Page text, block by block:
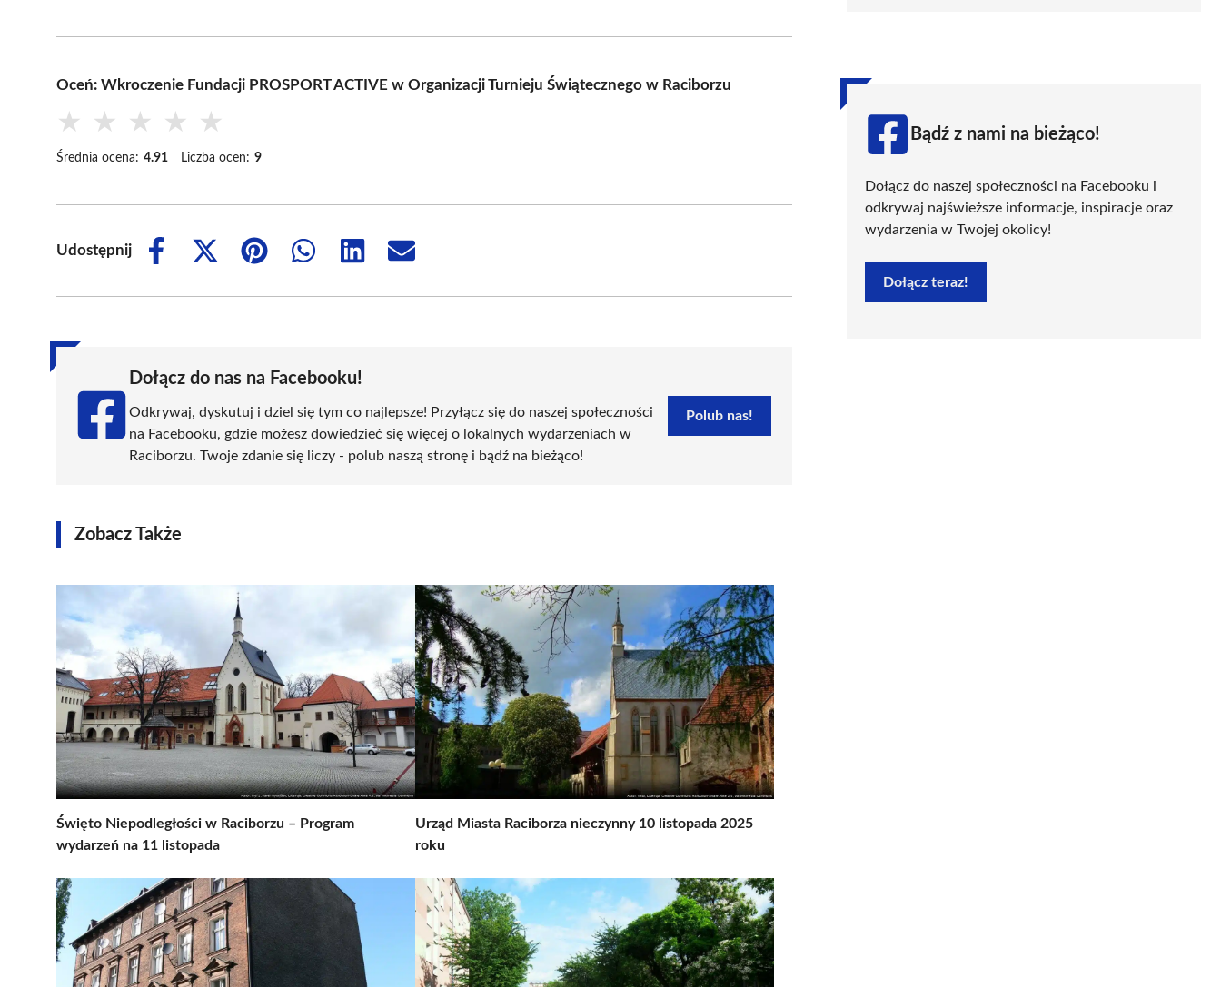
Oceń: Wkroczenie Fundacji PROSPORT ACTIVE w Organizacji Turnieju Świątecznego w Raciborzu
★ ★ ★ ★ ★
Średnia ocena: 4.91 Liczba ocen: 9
Udostępnij
Share
Share
(Twitter)
Share
Share
Share
Share
Dołącz do nas na Facebooku!
Odkrywaj, dyskutuj i dziel się tym co najlepsze! Przyłącz się do naszej społeczności
na Facebooku, gdzie możesz dowiedzieć się więcej o lokalnych wydarzeniach w
Raciborzu. Twoje zdanie się liczy - polub naszą stronę i bądź na bieżąco!
Polub nas!
Zobacz Także
Święto Niepodległości w Raciborzu – Program
wydarzeń na 11 listopada
Urząd Miasta Raciborza nieczynny 10 listopada 2025
roku
Bądź z nami na bieżąco!
Dołącz do naszej społeczności na Facebooku i
odkrywaj najświeższe informacje, inspiracje oraz
wydarzenia w Twojej okolicy!
Dołącz teraz!